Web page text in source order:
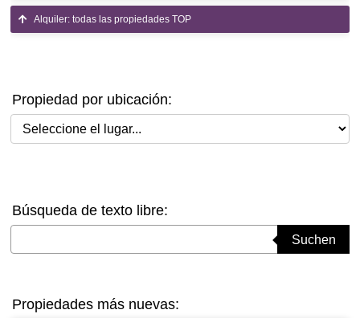
Alquiler: todas las propiedades TOP
Propiedad por ubicación:
Seleccione el lugar
Búsqueda de texto libre:
Suchen
Propiedades más nuevas: